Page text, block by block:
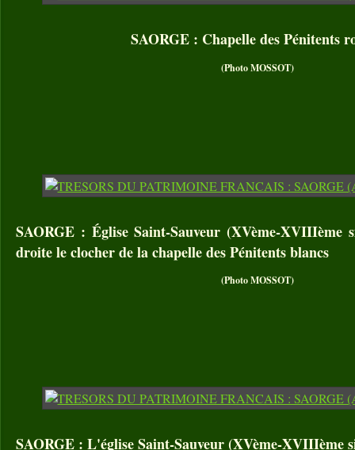
SAORGE : Chapelle des Pénitents
(Photo MOSSOT)
SAORGE : Église Saint-Sauveur (XVème-XVIIIème
droite le clocher de la chapelle des Pénitents blancs
(Photo MOSSOT)
SAORGE : L'église Saint-Sauveur (XVème-XVIIIème